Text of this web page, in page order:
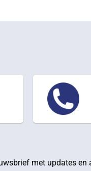
met updates en